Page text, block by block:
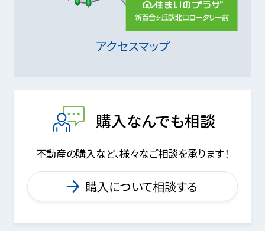
アクセスマップ
購入なんでも相談
不動産の購入など、様々なご相談を承ります！
購入について相談する